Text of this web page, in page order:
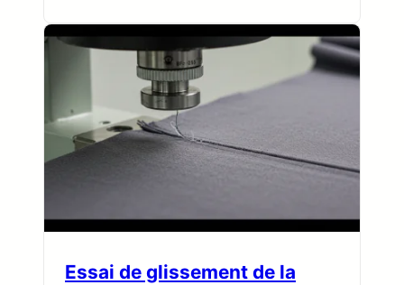
Essai de glissement de la